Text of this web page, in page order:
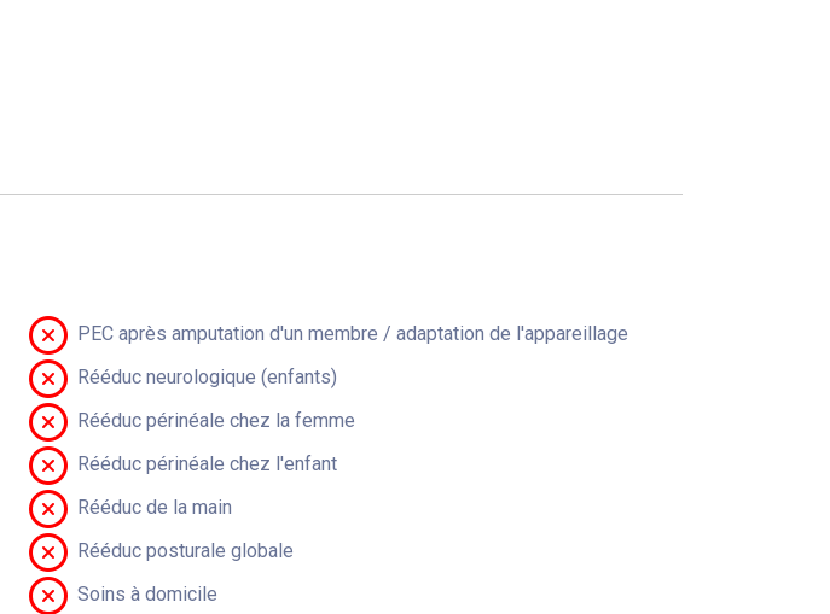
PEC après amputation d'un membre / adaptation de l'appareillage
Rééduc neurologique (enfants)
Rééduc périnéale chez la femme
Rééduc périnéale chez l'enfant
Rééduc de la main
Rééduc posturale globale
Soins à domicile